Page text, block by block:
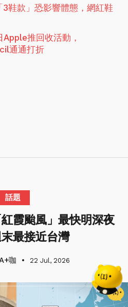
鞋款」恐影響體態，網紅鞋
推回收活動，
通通打折
話題
霞颱風」最快明深夜
最接近台灣
咖 22 Jul, 2026